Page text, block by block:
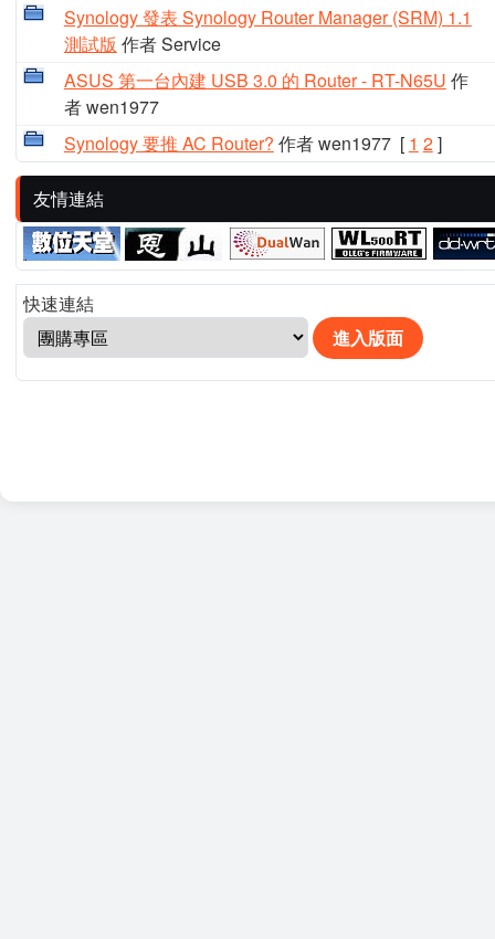
Synology 發表 Synology Router Manager (SRM) 1.1
測試版 作者 Service
ASUS 第一台內建 USB 3.0 的 Router - RT-N65U 作
者 wen1977
Synology 要推 AC Router? 作者 wen1977[ 1 2]
友情連結
快速連結